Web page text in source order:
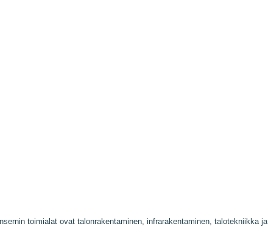
toimialat ovat talonrakentaminen, infrarakentaminen, talotekniikka ja